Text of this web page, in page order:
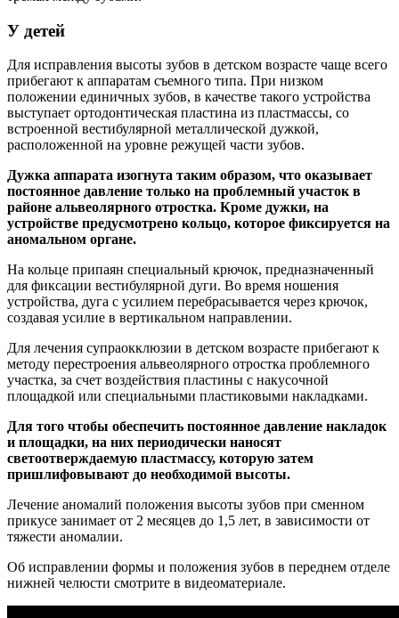
У детей
Для исправления высоты зубов в детском возрасте чаще всего
прибегают к аппаратам съемного типа. При низком
положении единичных зубов, в качестве такого устройства
выступает ортодонтическая пластина из пластмассы, со
встроенной вестибулярной металлической дужкой,
расположенной на уровне режущей части зубов.
Дужка аппарата изогнута таким образом, что оказывает
постоянное давление только на проблемный участок в
районе альвеолярного отростка. Кроме дужки, на
устройстве предусмотрено кольцо, которое фиксируется на
аномальном органе.
На кольце припаян специальный крючок, предназначенный
для фиксации вестибулярной дуги. Во время ношения
устройства, дуга с усилием перебрасывается через крючок,
создавая усилие в вертикальном направлении.
Для лечения супраокклюзии в детском возрасте прибегают к
методу перестроения альвеолярного отростка проблемного
участка, за счет воздействия пластины с накусочной
площадкой или специальными пластиковыми накладками.
Для того чтобы обеспечить постоянное давление накладок
и площадки, на них периодически наносят
светоотверждаемую пластмассу, которую затем
пришлифовывают до необходимой высоты.
Лечение аномалий положения высоты зубов при сменном
прикусе занимает от 2 месяцев до 1,5 лет, в зависимости от
тяжести аномалии.
Об исправлении формы и положения зубов в переднем отделе
нижней челюсти смотрите в видеоматериале.